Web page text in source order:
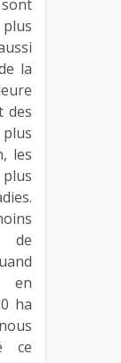
plus
la
des
les
de
en
ha
ce